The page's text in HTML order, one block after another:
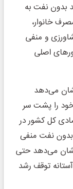
0.2 درصد و رشد بدون نفت به
مصرف خانوار،
و منفی
اصلی
رشد اقتصادی سال 1404 نشان می‌دهد
خود را پشت سر
کل کشور در
بدون نفت منفی
می‌دهد حتی
توقف رشد